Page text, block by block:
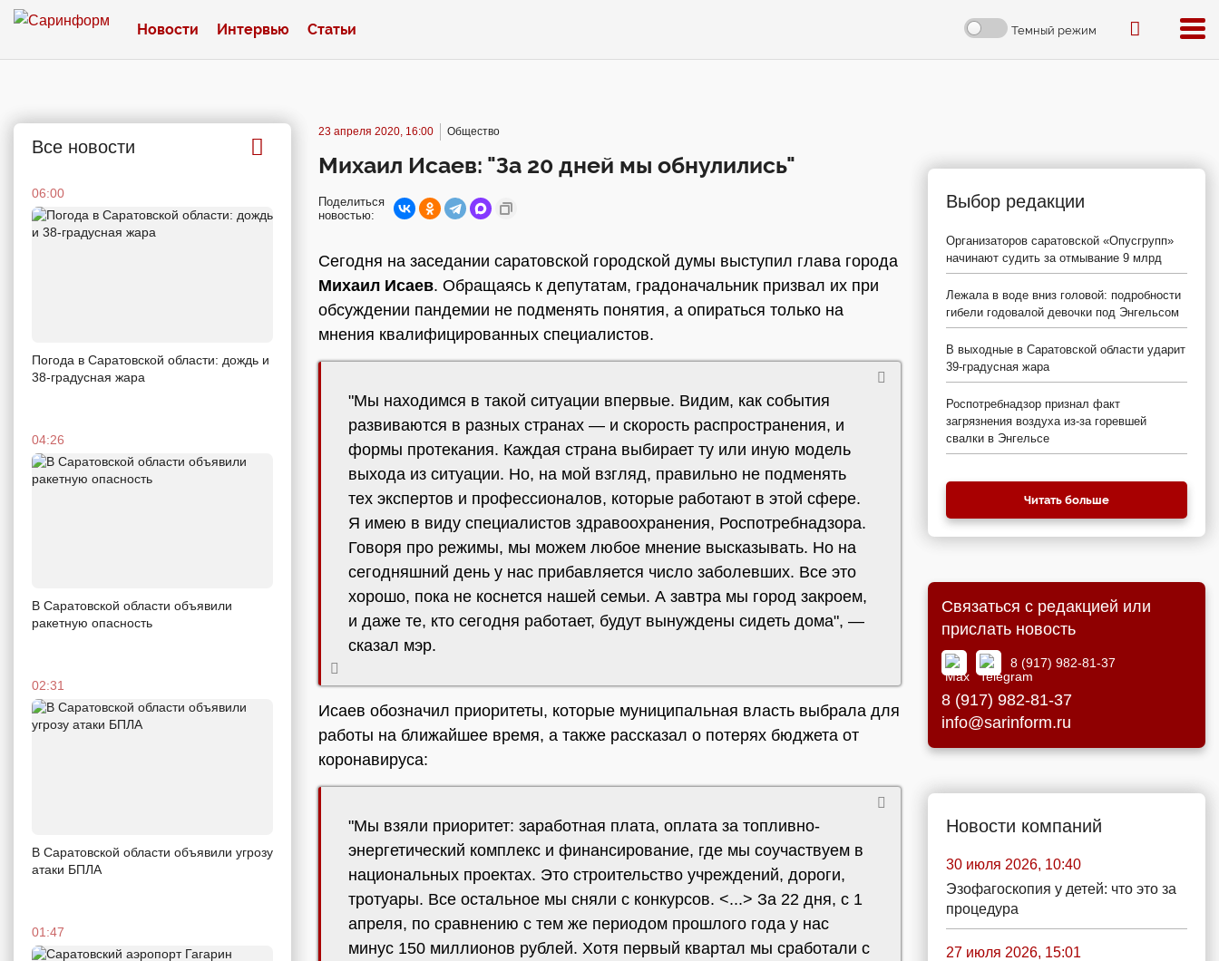
Новости Интервью Статьи Темный режим
Все новости
06:00
Погода в Саратовской области: дождь и
38-градусная жара
04:26
В Саратовской области объявили
ракетную опасность
02:31
В Саратовской области объявили угрозу
атаки БПЛА
01:47
23 апреля 2020, 16:00 Общество
Михаил Исаев: "За 20 дней мы обнулились"
Поделиться
новостью:
Сегодня на заседании саратовской городской думы выступил глава города
Михаил Исаев. Обращаясь к депутатам, градоначальник призвал их при
обсуждении пандемии не подменять понятия, а опираться только на
мнения квалифицированных специалистов.
"Мы находимся в такой ситуации впервые. Видим, как события
развиваются в разных странах — и скорость распространения, и
формы протекания. Каждая страна выбирает ту или иную модель
выхода из ситуации. Но, на мой взгляд, правильно не подменять
тех экспертов и профессионалов, которые работают в этой сфере.
Я имею в виду специалистов здравоохранения, Роспотребнадзора.
Говоря про режимы, мы можем любое мнение высказывать. Но на
сегодняшний день у нас прибавляется число заболевших. Все это
хорошо, пока не коснется нашей семьи. А завтра мы город закроем,
и даже те, кто сегодня работает, будут вынуждены сидеть дома", —
сказал мэр.
Исаев обозначил приоритеты, которые муниципальная власть выбрала для
работы на ближайшее время, а также рассказал о потерях бюджета от
коронавируса:
"Мы взяли приоритет: заработная плата, оплата за топливно-
энергетический комплекс и финансирование, где мы соучаствуем в
национальных проектах. Это строительство учреждений, дороги,
тротуары. Все остальное мы сняли с конкурсов. <...> За 22 дня, с 1
апреля, по сравнению с тем же периодом прошлого года у нас
минус 150 миллионов рублей. Хотя первый квартал мы сработали с
Выбор редакции
Организаторов саратовской «Опусгрупп»
начинают судить за отмывание 9 млрд
Лежала в воде вниз головой: подробности
гибели годовалой девочки под Энгельсом
В выходные в Саратовской области ударит
39-градусная жара
Роспотребнадзор признал факт
загрязнения воздуха из-за горевшей
свалки в Энгельсе
Читать больше
Связаться с редакцией или
прислать новость
8 (917) 982-81-37
8 (917) 982-81-37
info@sarinform.ru
Новости компаний
30 июля 2026, 10:40
Эзофагоскопия у детей: что это за
процедура
27 июля 2026, 15:01